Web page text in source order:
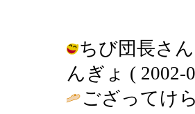
ちび団長さ
んぎょ ( 2002-
ござってけ